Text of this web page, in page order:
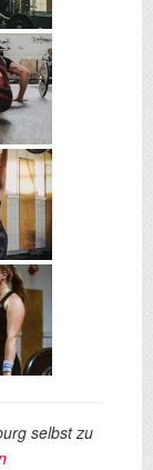
selbst zu